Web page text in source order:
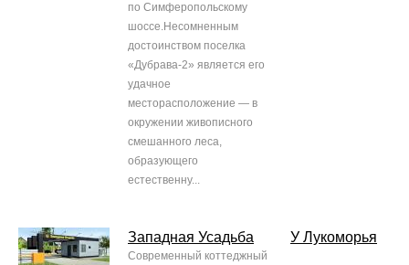
по Симферопольскому
шоссе.Несомненным
достоинством поселка
«Дубрава-2» является его
удачное
месторасположение — в
окружении живописного
смешанного леса,
образующего
естественну...
Западная Усадьба
Современный коттеджный
У Лукоморья